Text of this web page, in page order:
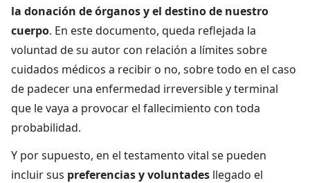
la donación de órganos y el destino de nuestro
cuerpo. En este documento, queda reflejada la
voluntad de su autor con relación a límites sobre
cuidados médicos a recibir o no, sobre todo en el caso
de padecer una enfermedad irreversible y terminal
que le vaya a provocar el fallecimiento con toda
probabilidad.
Y por supuesto, en el testamento vital se pueden
incluir sus preferencias y voluntades llegado el